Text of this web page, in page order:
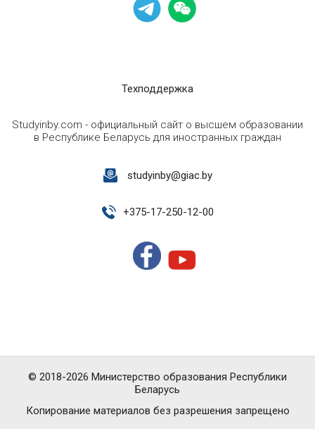
Техподдержка
Studyinby.com - официальный сайт о высшем образовании
в Республике Беларусь для иностранных граждан
studyinby@giac.by
+375-17-250-12-00
Копирование материалов без разрешения запрещено
© 2018-2026 Министерство образования Республики
Беларусь